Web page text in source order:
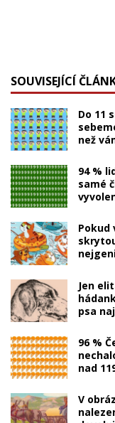
SOUVISEJÍCÍ
Do 11
než
94 %
samé
Pokud
Jen
psa
96 %
nad
V